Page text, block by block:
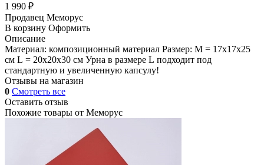
1 990 ₽
Продавец Меморус
В корзину Оформить
Описание
Материал: композиционный материал Размер: M = 17x17x25
см L = 20x20x30 см Урна в размере L подходит под
стандартную и увеличенную капсулу!
Отзывы на магазин
0 Смотреть все
Оставить отзыв
Похожие товары от Меморус